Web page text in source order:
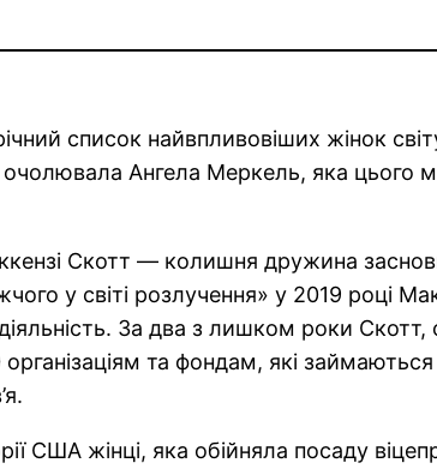
список найвпливовіших жінок
очолювала Ангела Меркель, яка цього
Скотт — колишня дружина
у світі розлучення» у 2019 році
За два з лишком роки Скотт,
та фондам, які
США жінці, яка обійняла посаду